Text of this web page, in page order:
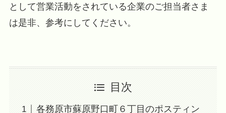
として営業活動をされている企業のご担当者さま
は是非、参考にしてください。
目次
各務原市蘇原野口町６丁目のポスティン